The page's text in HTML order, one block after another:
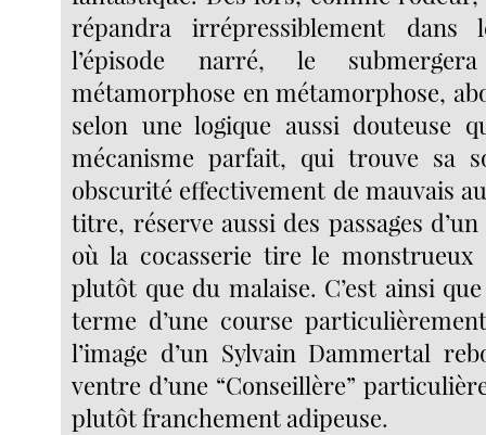
répandra irrépressiblement
l’épisode narré, le
métamorphose en métamorphose,
selon une logique aussi douteuse
mécanisme parfait, qui trouve sa
obscurité effectivement de mauvais
titre, réserve aussi des passages
où la cocasserie tire le
plutôt que du malaise. C’est ainsi
terme d’une course
l’image d’un Sylvain Dammertal
ventre d’une “Conseillère”
plutôt franchement adipeuse.